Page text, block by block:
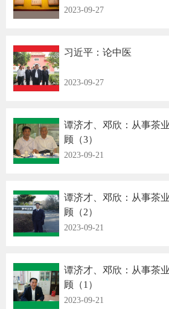
2023-09-27
习近平：论中医 ​
2023-09-27
谭济才、邓欣：从事茶
顾（3）
2023-09-21
谭济才、邓欣：从事茶
顾（2）
2023-09-21
谭济才、邓欣：从事茶
顾（1）
2023-09-21